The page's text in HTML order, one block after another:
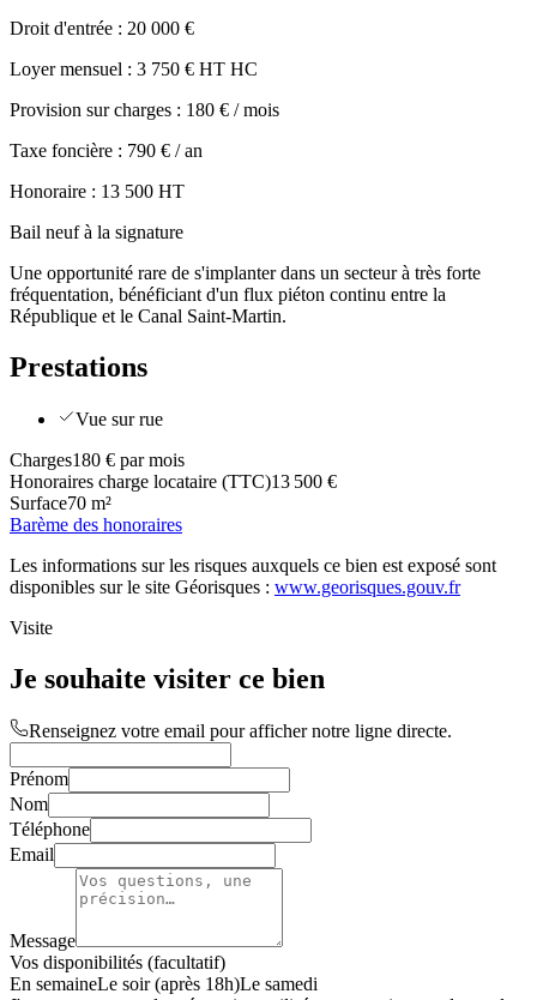
Droit d'entrée : 20 000 €
Loyer mensuel : 3 750 € HT HC
Provision sur charges : 180 € / mois
Taxe foncière : 790 € / an
Honoraire : 13 500 HT
Bail neuf à la signature
Une opportunité rare de s'implanter dans un secteur à très forte
fréquentation, bénéficiant d'un flux piéton continu entre la
République et le Canal Saint-Martin.
Prestations
Vue sur rue
Charges180 € par mois
Honoraires charge locataire (TTC)13 500 €
Surface70 m²
Barème des honoraires
Les informations sur les risques auxquels ce bien est exposé sont
disponibles sur le site Géorisques : www.georisques.gouv.fr
Visite
Je souhaite visiter ce bien
Renseignez votre email pour afficher notre ligne directe.
Prénom
Nom
Téléphone
Email
Message
Vos disponibilités (facultatif)
En semaineLe soir (après 18h)Le samedi